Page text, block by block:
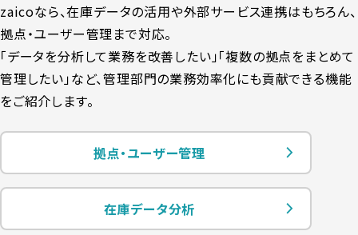
zaicoなら、在庫データの活用や外部サービス連携はもちろん、
拠点・ユーザー管理まで対応。
「データを分析して業務を改善したい」「複数の拠点をまとめて
管理したい」など、管理部門の業務効率化にも貢献できる機能
をご紹介します。
拠点・ユーザー管理
在庫データ分析